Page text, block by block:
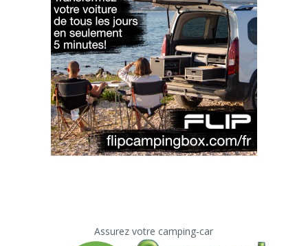
Assurez votre camping-car